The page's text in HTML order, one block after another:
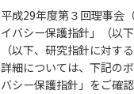
平成29年度第３回理事会
イバシー保護指針」（以
（以下、研究指針に対す
詳細については、下記の
バシー保護指針」をご確